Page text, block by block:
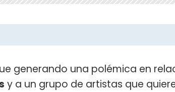
generando una polémica en
y a un grupo de artistas que